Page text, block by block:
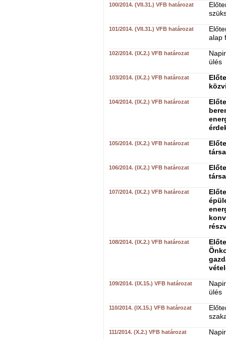
100/2014. (VII.31.) VFB határozat
101/2014. (VII.31.) VFB határozat
alap
102/2014. (IX.2.) VFB határozat
ülés
103/2014. (IX.2.) VFB határozat
104/2014. (IX.2.) VFB határozat
105/2014. (IX.2.) VFB határozat
106/2014. (IX.2.) VFB határozat
107/2014. (IX.2.) VFB határozat
108/2014. (IX.2.) VFB határozat
109/2014. (IX.15.) VFB határozat
ülés
110/2014. (IX.15.) VFB határozat
111/2014. (X.2.) VFB határozat